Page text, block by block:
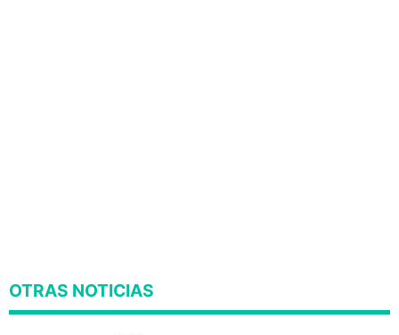
OTRAS NOTICIAS